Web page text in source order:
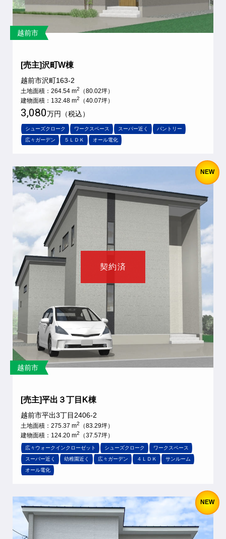
越前市
[売主]沢町W棟
越前市沢町163-2
土地面積：264.54 m2
（80.02坪）
建物面積：132.48 m2 （40.07坪）
3,080万円（税込）
シューズクローク ワークスペース スーパー近く
パントリー
広々ガーデン
５ＬＤＫ オール電化
NEW
契約済
越前市
[売主]平出３丁目K棟
越前市平出3丁目2406-2
土地面積：275.37 m2
（83.29坪）
建物面積：124.20 m2 （37.57坪）
広々ウォークインクローゼット シューズクローク
ワークスペース
スーパー近く
幼稚園近く 広々ガーデン ４ＬＤＫ
サンルーム
オール電化
NEW